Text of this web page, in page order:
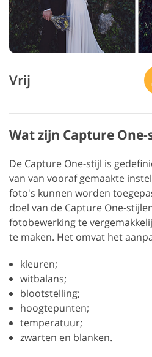
Vrij
Wat zijn Capture
De Capture One-stijl is
van van vooraf gemaakte
foto's kunnen worden
doel van de Capture One-
fotobewerking te
te maken. Het omvat het
kleuren;
witbalans;
blootstelling;
hoogtepunten;
temperatuur;
zwarten en blanken.